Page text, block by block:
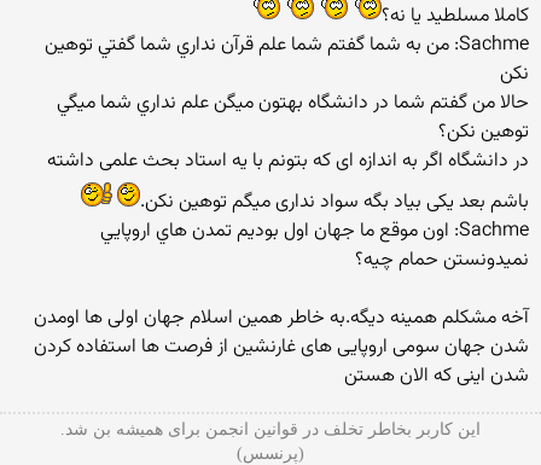
کاملا مسلطید یا نه؟
Sachme: من به شما گفتم شما علم قرآن نداري شما گفتي توهين
نكن
حالا من گفتم شما در دانشگاه بهتون ميگن علم نداري شما ميگي
توهين نكن؟
در دانشگاه اگر به اندازه ای که بتونم با یه استاد بحث علمی داشته
باشم بعد یکی بیاد بگه سواد نداری میگم توهین نکن.
Sachme: اون موقع ما جهان اول بوديم تمدن هاي اروپايي
نميدونستن حمام چيه؟
آخه مشکلم همینه دیگه.به خاطر همین اسلام جهان اولی ها اومدن
شدن جهان سومی اروپایی های غارنشین از فرصت ها استفاده کردن
شدن اینی که الان هستن
این کاربر بخاطر تخلف در قوانین انجمن برای همیشه بن شد.
(پرنسس)